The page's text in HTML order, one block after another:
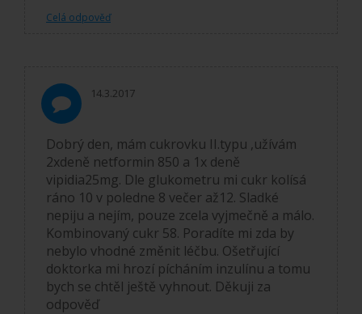
Celá odpověď
14.3.2017
Dobrý den, mám cukrovku II.typu ,užívám
2xdeně netformin 850 a 1x deně
vipidia25mg. Dle glukometru mi cukr kolísá
ráno 10 v poledne 8 večer až12. Sladké
nepiju a nejím, pouze zcela vyjmečně a málo.
Kombinovaný cukr 58. Poradíte mi zda by
nebylo vhodné změnit léčbu. Ošetřující
doktorka mi hrozí pícháním inzulínu a tomu
bych se chtěl ještě vyhnout. Děkuji za
odpověď